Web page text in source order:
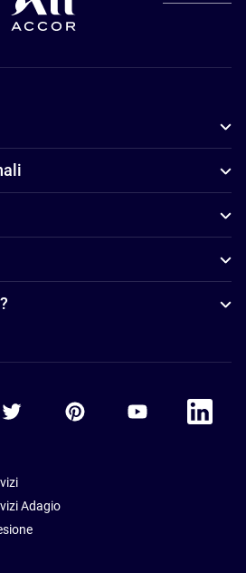
Accor TwitterAccor PinterestAccor Youtube
Accor
Adagio